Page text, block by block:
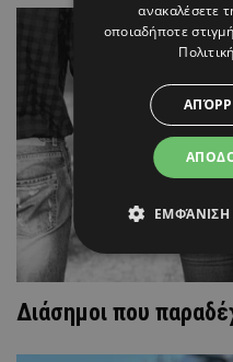
Διάσημοι που
ανακαλέσετε
οποιαδήποτε